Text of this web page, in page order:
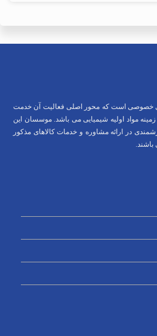
خصوصی است که محور اصلی فعالیت آن خدمت
مواد اولیه شیمیایی می باشد. موسسان این
در ارائه مشاوره و خدمات کالاهای مذکور
باشند.